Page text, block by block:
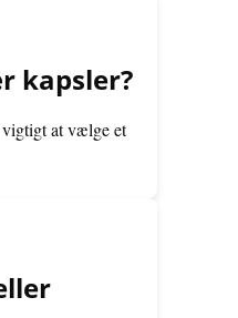
kapsler?
at vælge et